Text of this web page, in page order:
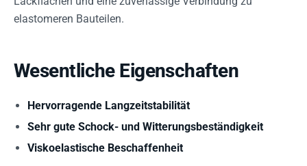
elastomeren Bauteilen.
Wesentliche Eigenschaften
Hervorragende Langzeitstabilität
Sehr gute Schock- und Witterungsbeständigkeit
Viskoelastische Beschaffenheit